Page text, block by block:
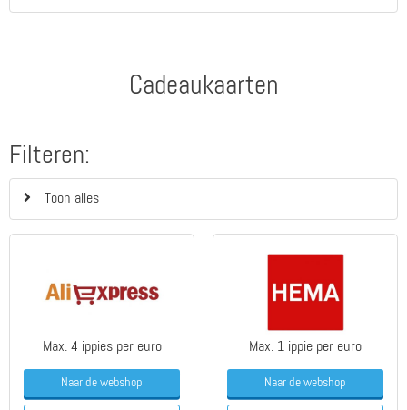
Cadeaukaarten
Filteren:
Toon alles
Max. 4 ippies per euro
Naar de webshop
Max. 1 ippie per euro
Naar de webshop